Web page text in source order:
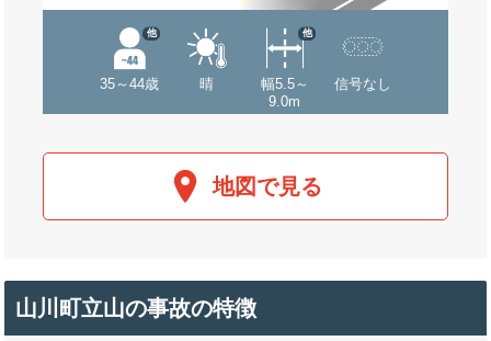
35～44歳
他
晴
幅5.5～
9.0m
他
信号なし
地図で見る
山川町立山の事故の特徴